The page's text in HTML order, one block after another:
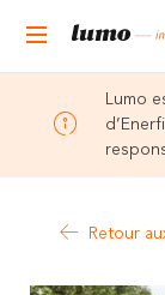
Lumo
Retour